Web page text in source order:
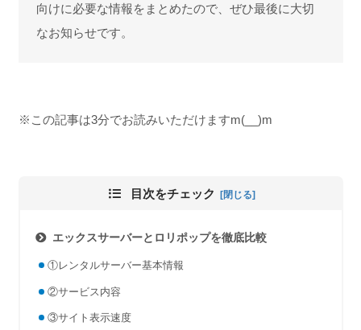
向けに必要な情報をまとめたので、ぜひ最後に大切
なお知らせです。
※この記事は3分でお読みいただけますm(__)m
目次をチェック
エックスサーバーとロリポップを徹底比較
①レンタルサーバー基本情報
②サービス内容
③サイト表示速度